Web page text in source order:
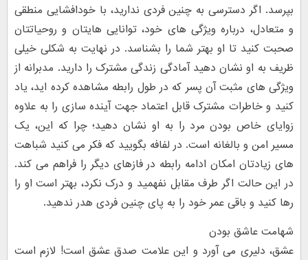
بپرسد. اگر دسترسی به چنین فردی ندارید، با خودافشایی منطقی
و متعادل، درباره ویژگی های خود، توانایی هایتان و روحیاتتان
صحبت کنید تا او بهتر شما را بشناسد. در نهایت به شکلی خیلی
ظریف به او نشان دهید آمادگی زندگی مشترک را دارید. مدبرانه از
ویژگی های مثبت آن پسر که در طول رابطه مشاهده کرده اید، یاد
کنید و خاطرات مشترک قابل اعتماد جهت آینده سازی را به علاوه
زوایای خاص بودن مرد را به او نشان دهید؛ چرا که این، یک
مسیر امن و بالغانه است. در لفافه بگویید که فکر می کنید شباهت
های زیادتان امکان ادامه رابطه در فازهای دیگر را فراهم می کند.
در این حالت اگر طرف مقابل نفهمید و درک نکرد، بهتر است او را
رها کنید و باقی عمر خود را به پای چنین فردی هدر ندهید.
شهامت عاشق بودن
عشق، دلیری می آورد و این علامت صدق عشق است! لازم است